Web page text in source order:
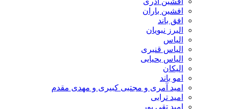
افشین باران
افق باند
البرز نبویان
الیاس
الیاس قنبرى
الیاس یحیایی
الیکان
امو باند
امید آمری و مجتبی کبیری و مهدى مقدم
امید ترابی
امید تقی پور